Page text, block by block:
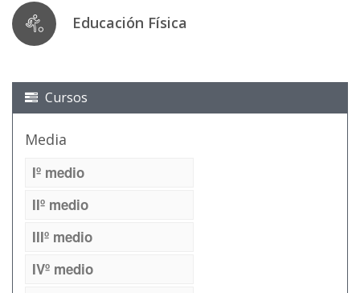
Educación Física
Cursos
Media
Iº medio
IIº medio
IIIº medio
IVº medio